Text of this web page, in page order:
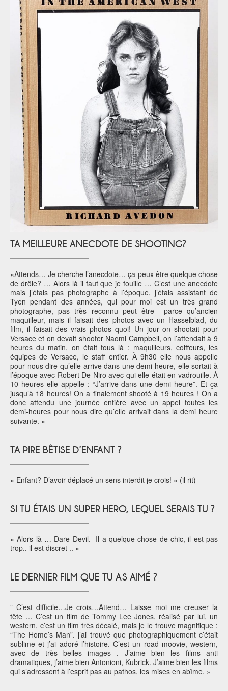
TA MEILLEURE ANECDOTE DE SHOOTING?
«Attends… Je cherche l’anecdote… ça peux être quelque chose
de drôle? … Alors là il faut que je fouille … C’est une anecdote
mais j’étais pas photographe à l’époque, j’étais assistant de
Tyen pendant des années, qui pour moi est un très grand
photographe, pas très reconnu peut être parce qu’ancien
maquilleur, mais il faisait des photos avec un Hasselblad, du
film, il faisait des vrais photos quoi! Un jour on shootait pour
Versace et on devait shooter Naomi Campbell, on l’attendait à 9
heures du matin, on était tous là : maquilleurs, coiffeurs, les
équipes de Versace, le staff entier. À 9h30 elle nous appelle
pour nous dire qu’elle arrive dans une demi heure, elle sortait à
l’époque avec Robert De Niro avec qui elle était en vadrouille. À
10 heures elle appelle : “J’arrive dans une demi heure”. Et ça
jusqu’à 18 heures! On a finalement shooté à 19 heures ! On a
donc attendu une journée entière avec un appel toutes les
demi-heures pour nous dire qu’elle arrivait dans la demi heure
suivante. »
TA PIRE BÊTISE D’ENFANT ?
« Enfant? D’avoir déplacé un sens interdit je crois! » (il rit)
SI TU ÉTAIS UN SUPER HERO, LEQUEL SERAIS TU ?
« Alors là … Dare Devil. Il a quelque chose de chic, il est pas
trop.. il est discret .. »
LE DERNIER FILM QUE TU AS AIMÉ ?
” C’est difficile…Je crois…Attend… Laisse moi me creuser la
tête … C’est un film de Tommy Lee Jones, réalisé par lui, un
western, c’est un film très décalé, mais je le trouve magnifique :
“The Home’s Man”. j’ai trouvé que photographiquement c’était
sublime et j’ai adoré l’histoire. C’est un road moovie, western,
avec de très belles images . J’aime bien les films anti
dramatiques, j’aime bien Antonioni, Kubrick. J’aime bien les films
qui s’adressent à l’esprit pas au pathos, les mises en abîme. »